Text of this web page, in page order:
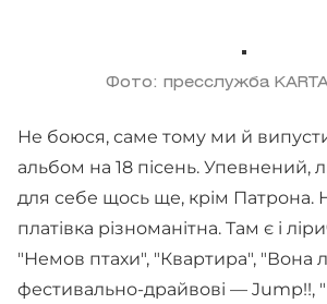
Фото: пресслужба
Не боюся, саме тому ми й
альбом на 18 пісень. Упевнений,
для себе щось ще, крім Патрона.
платівка різноманітна. Там є і
"Немов птахи", "Квартира", "Вона
фестивально-драйвові — Jump!!,